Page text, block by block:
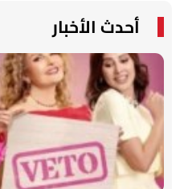
أحدث الأخبار